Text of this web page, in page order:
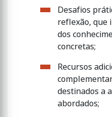
Desafios
reflexão, que
dos
concretas;
Recursos
destinados a
abordados;